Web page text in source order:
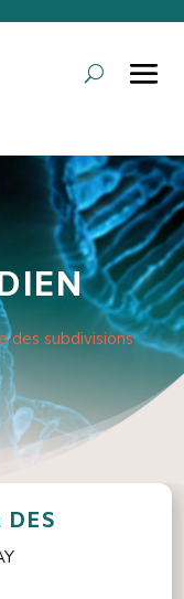
des subdivisions